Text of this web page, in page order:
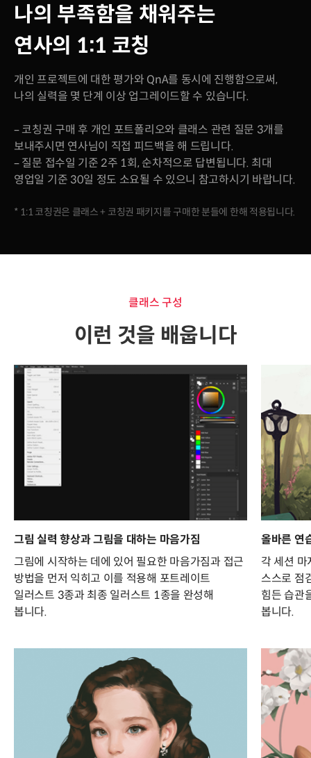
나의 부족함을 채워주는
연사의 1:1 코칭
개인 프로젝트에 대한 평가와 QnA를 동시에 진행함으로써,
나의 실력을 몇 단계 이상 업그레이드할 수 있습니다.
– 코칭권 구매 후 개인 포트폴리오와 클래스 관련 질문 3개를
보내주시면 연사님이 직접 피드백을 해 드립니다.
– 질문 접수일 기준 2주 1회, 순차적으로 답변됩니다. 최대
영업일 기준 30일 정도 소요될 수 있으니 참고하시기 바랍니다.
* 1:1 코칭권은 클래스 + 코칭권 패키지를 구매한 분들에 한해 적용됩니다.
클래스 구성
이런 것을 배웁니다
그림 실력 향상과 그림을 대하는 마음가짐
그림에 시작하는 데에 있어 필요한 마음가짐과 접근
방법을 먼저 익히고 이를 적용해 포트레이트
일러스트 3종과 최종 일러스트 1종을 완성해
봅니다.
올바른 연
각 세션
스스로 점
힘든 습관
봅니다.